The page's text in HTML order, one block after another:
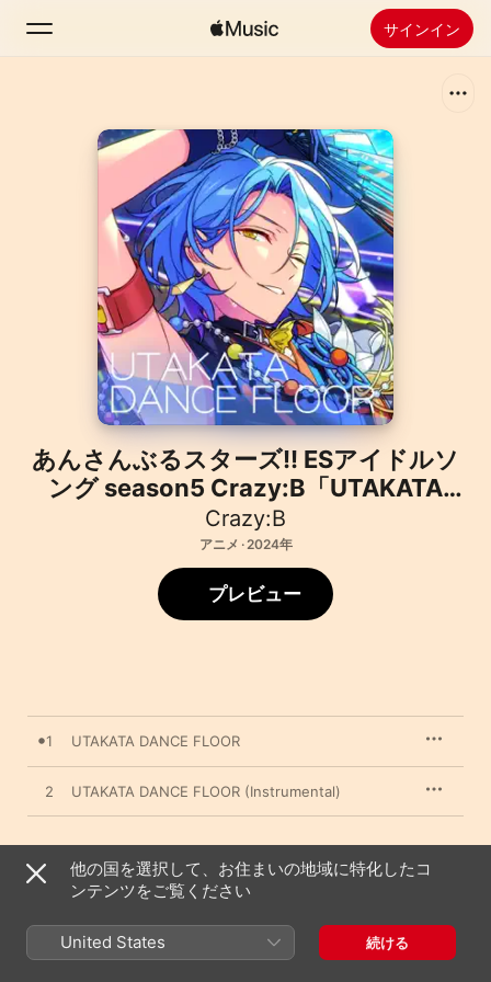
サインイン
ホーム
新着おすすめ
Apple Musicをインストール
あんさんぶるスターズ!! ESアイドルソ
ング season5 Crazy:B「UTAKATA
DANCE FLOOR」 - Single
Crazy:B
アニメ · 2024年
プレビュー
1 UTAKATA DANCE FLOOR
2 UTAKATA DANCE FLOOR (Instrumental)
2024年8月28日
2曲、6分
他の国を選択して、お住まいの地域に特化したコ
ンテンツをご覧ください
United States 続ける